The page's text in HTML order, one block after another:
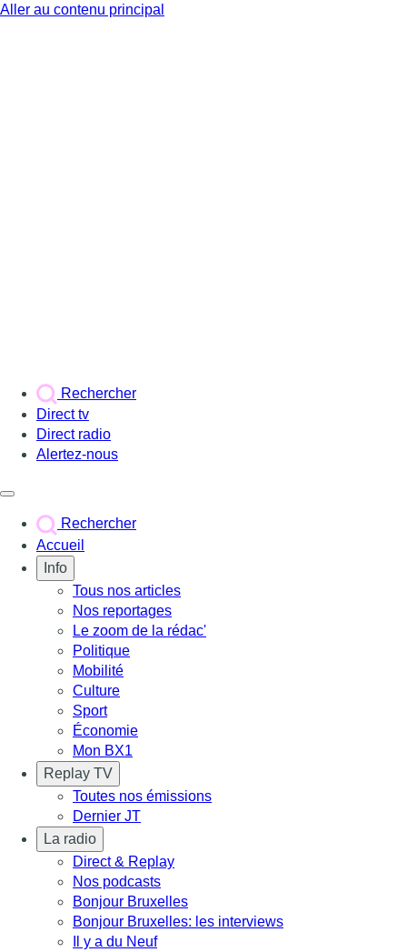
Aller au contenu principal
Rechercher
Direct tv
Direct radio
Alertez-nous
Rechercher
Accueil
Info
Tous nos articles
Nos reportages
Le zoom de la rédac'
Politique
Mobilité
Culture
Sport
Économie
Mon BX1
Replay TV
Toutes nos émissions
Dernier JT
La radio
Direct & Replay
Nos podcasts
Bonjour Bruxelles
Bonjour Bruxelles: les interviews
Il y a du Neuf